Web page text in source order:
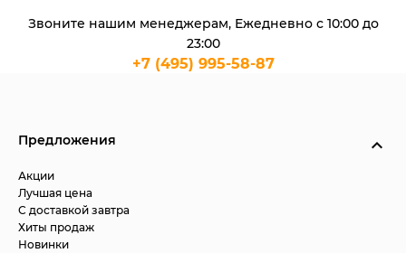
Звоните нашим менеджерам, Ежедневно с 10:00 до
23:00
+7 (495) 995-58-87
Предложения
Акции
Лучшая цена
С доставкой завтра
Хиты продаж
Новинки